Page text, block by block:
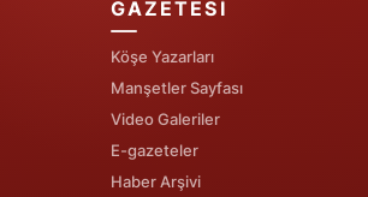
Batman
Şırnak
Ardahan
GAZETESI
Köşe Yazarları
Manşetler Sayfası
Video Galeriler
E-gazeteler
Haber Arşivi